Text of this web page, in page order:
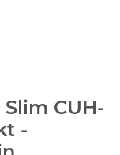
CUH-
-